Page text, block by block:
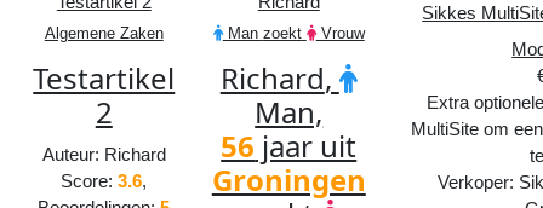
Algemene Zaken
Testartikel
2
Auteur: Richard
Score:3.6,
Man zoekt Vrouw
Richard,
Man,
56 jaar uit
Groningen
Sikkes
Extra
MultiSite om
Verkoper: